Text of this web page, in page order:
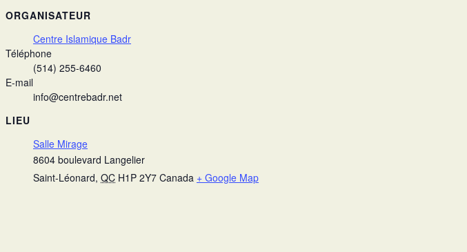
ORGANISATEUR
Centre Islamique Badr
Téléphone
(514) 255-6460
E-mail
info@centrebadr.net
LIEU
Salle Mirage
8604 boulevard Langelier
Saint-Léonard, QC H1P 2Y7 Canada + Google Map